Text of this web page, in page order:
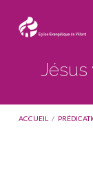
Jésus
ACCUEIL /